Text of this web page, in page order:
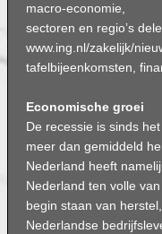
macro-economie,
sectoren en regio’s
www.ing.nl/zakelijk/
tafelbijeenkomsten,
Economische groei
De recessie is sinds
meer dan gemiddeld
Nederland heeft
Nederland ten volle
begin staan van
Nederlandse